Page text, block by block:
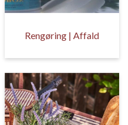
Rengøring | Affald